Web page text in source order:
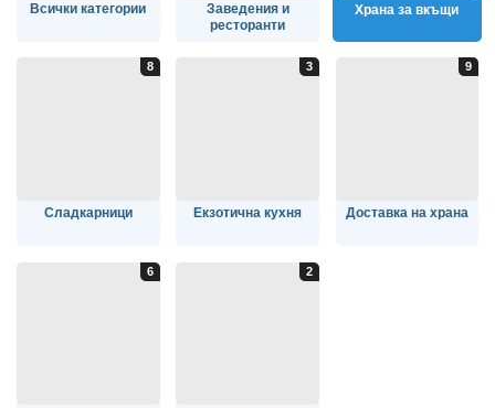
Всички категории
Заведения и
ресторанти
Храна за вкъщи
Сладкарници Екзотична кухня Доставка на храна